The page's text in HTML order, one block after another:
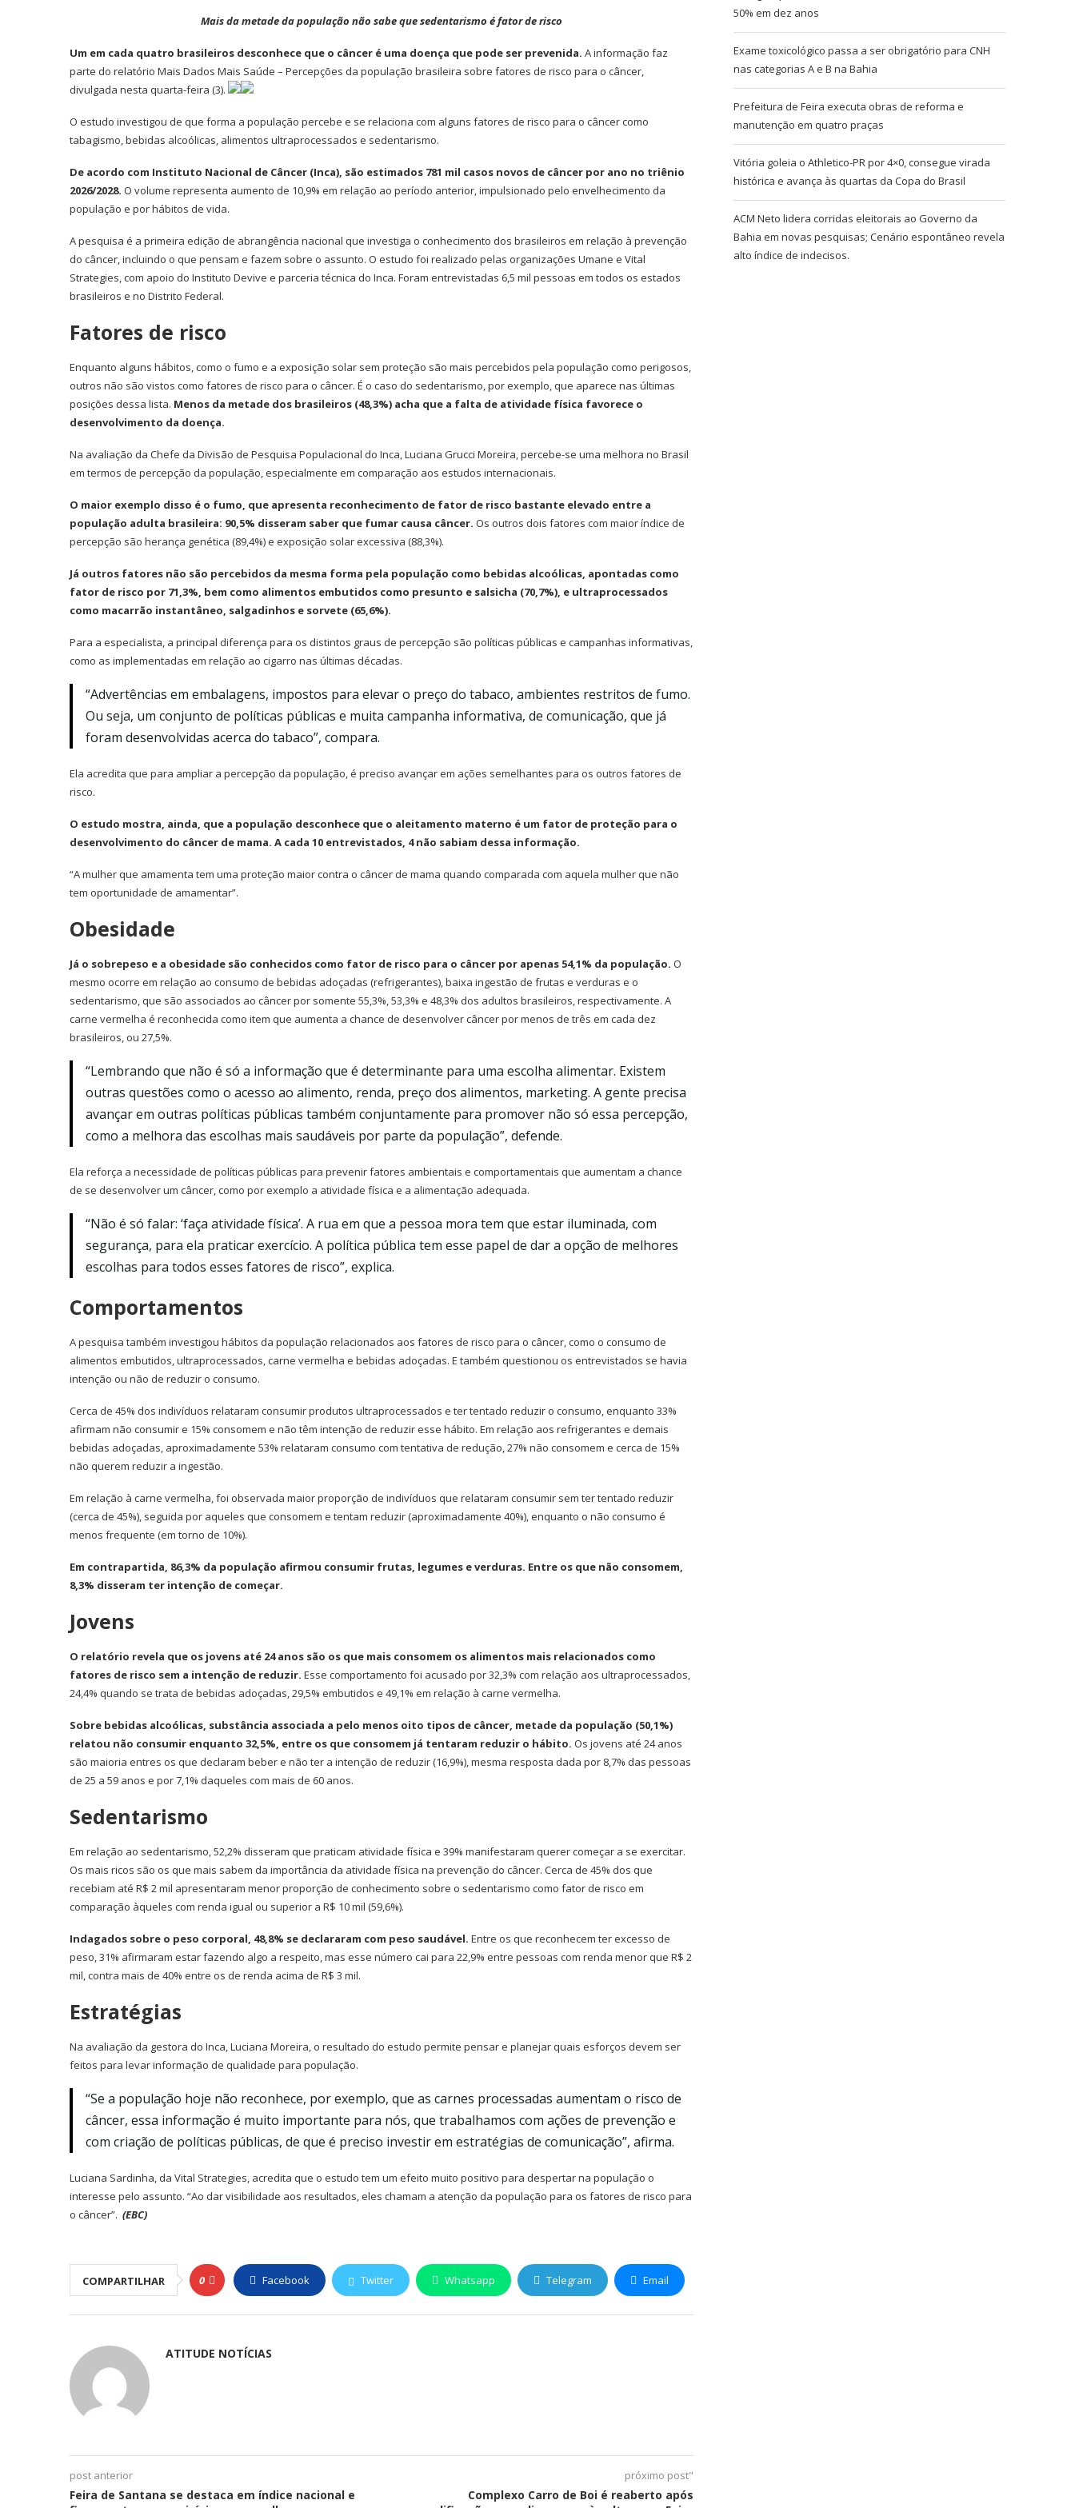
Mais da metade da população não sabe que sedentarismo é fator de risco
Um em cada quatro brasileiros desconhece que o câncer é uma doença que pode ser prevenida. A informação faz
parte do relatório Mais Dados Mais Saúde – Percepções da população brasileira sobre fatores de risco para o câncer,
divulgada nesta quarta-feira (3).
O estudo investigou de que forma a população percebe e se relaciona com alguns fatores de risco para o câncer como
tabagismo, bebidas alcoólicas, alimentos ultraprocessados e sedentarismo.
De acordo com Instituto Nacional de Câncer (Inca), são estimados 781 mil casos novos de câncer por ano no triênio
2026/2028. O volume representa aumento de 10,9% em relação ao período anterior, impulsionado pelo envelhecimento da
população e por hábitos de vida.
A pesquisa é a primeira edição de abrangência nacional que investiga o conhecimento dos brasileiros em relação à prevenção
do câncer, incluindo o que pensam e fazem sobre o assunto. O estudo foi realizado pelas organizações Umane e Vital
Strategies, com apoio do Instituto Devive e parceria técnica do Inca. Foram entrevistadas 6,5 mil pessoas em todos os estados
brasileiros e no Distrito Federal.
Fatores de risco
Enquanto alguns hábitos, como o fumo e a exposição solar sem proteção são mais percebidos pela população como perigosos,
outros não são vistos como fatores de risco para o câncer. É o caso do sedentarismo, por exemplo, que aparece nas últimas
posições dessa lista. Menos da metade dos brasileiros (48,3%) acha que a falta de atividade física favorece o
desenvolvimento da doença.
Na avaliação da Chefe da Divisão de Pesquisa Populacional do Inca, Luciana Grucci Moreira, percebe-se uma melhora no Brasil
em termos de percepção da população, especialmente em comparação aos estudos internacionais.
O maior exemplo disso é o fumo, que apresenta reconhecimento de fator de risco bastante elevado entre a
população adulta brasileira: 90,5% disseram saber que fumar causa câncer. Os outros dois fatores com maior índice de
percepção são herança genética (89,4%) e exposição solar excessiva (88,3%).
Já outros fatores não são percebidos da mesma forma pela população como bebidas alcoólicas, apontadas como
fator de risco por 71,3%, bem como alimentos embutidos como presunto e salsicha (70,7%), e ultraprocessados
como macarrão instantâneo, salgadinhos e sorvete (65,6%).
Para a especialista, a principal diferença para os distintos graus de percepção são políticas públicas e campanhas informativas,
como as implementadas em relação ao cigarro nas últimas décadas.
“Advertências em embalagens, impostos para elevar o preço do tabaco, ambientes restritos de fumo.
Ou seja, um conjunto de políticas públicas e muita campanha informativa, de comunicação, que já
foram desenvolvidas acerca do tabaco”, compara.
Ela acredita que para ampliar a percepção da população, é preciso avançar em ações semelhantes para os outros fatores de
risco.
O estudo mostra, ainda, que a população desconhece que o aleitamento materno é um fator de proteção para o
desenvolvimento do câncer de mama. A cada 10 entrevistados, 4 não sabiam dessa informação.
“A mulher que amamenta tem uma proteção maior contra o câncer de mama quando comparada com aquela mulher que não
tem oportunidade de amamentar”.
Obesidade
Já o sobrepeso e a obesidade são conhecidos como fator de risco para o câncer por apenas 54,1% da população. O
mesmo ocorre em relação ao consumo de bebidas adoçadas (refrigerantes), baixa ingestão de frutas e verduras e o
sedentarismo, que são associados ao câncer por somente 55,3%, 53,3% e 48,3% dos adultos brasileiros, respectivamente. A
carne vermelha é reconhecida como item que aumenta a chance de desenvolver câncer por menos de três em cada dez
brasileiros, ou 27,5%.
“Lembrando que não é só a informação que é determinante para uma escolha alimentar. Existem
outras questões como o acesso ao alimento, renda, preço dos alimentos, marketing. A gente precisa
avançar em outras políticas públicas também conjuntamente para promover não só essa percepção,
como a melhora das escolhas mais saudáveis por parte da população”, defende.
Ela reforça a necessidade de políticas públicas para prevenir fatores ambientais e comportamentais que aumentam a chance
de se desenvolver um câncer, como por exemplo a atividade física e a alimentação adequada.
“Não é só falar: ‘faça atividade física’. A rua em que a pessoa mora tem que estar iluminada, com
segurança, para ela praticar exercício. A política pública tem esse papel de dar a opção de melhores
escolhas para todos esses fatores de risco”, explica.
Comportamentos
A pesquisa também investigou hábitos da população relacionados aos fatores de risco para o câncer, como o consumo de
alimentos embutidos, ultraprocessados, carne vermelha e bebidas adoçadas. E também questionou os entrevistados se havia
intenção ou não de reduzir o consumo.
Cerca de 45% dos indivíduos relataram consumir produtos ultraprocessados e ter tentado reduzir o consumo, enquanto 33%
afirmam não consumir e 15% consomem e não têm intenção de reduzir esse hábito. Em relação aos refrigerantes e demais
bebidas adoçadas, aproximadamente 53% relataram consumo com tentativa de redução, 27% não consomem e cerca de 15%
não querem reduzir a ingestão.
Em relação à carne vermelha, foi observada maior proporção de indivíduos que relataram consumir sem ter tentado reduzir
(cerca de 45%), seguida por aqueles que consomem e tentam reduzir (aproximadamente 40%), enquanto o não consumo é
menos frequente (em torno de 10%).
Em contrapartida, 86,3% da população afirmou consumir frutas, legumes e verduras. Entre os que não consomem,
8,3% disseram ter intenção de começar.
Jovens
O relatório revela que os jovens até 24 anos são os que mais consomem os alimentos mais relacionados como
fatores de risco sem a intenção de reduzir. Esse comportamento foi acusado por 32,3% com relação aos ultraprocessados,
24,4% quando se trata de bebidas adoçadas, 29,5% embutidos e 49,1% em relação à carne vermelha.
Sobre bebidas alcoólicas, substância associada a pelo menos oito tipos de câncer, metade da população (50,1%)
relatou não consumir enquanto 32,5%, entre os que consomem já tentaram reduzir o hábito. Os jovens até 24 anos
são maioria entres os que declaram beber e não ter a intenção de reduzir (16,9%), mesma resposta dada por 8,7% das pessoas
de 25 a 59 anos e por 7,1% daqueles com mais de 60 anos.
Sedentarismo
Em relação ao sedentarismo, 52,2% disseram que praticam atividade física e 39% manifestaram querer começar a se exercitar.
Os mais ricos são os que mais sabem da importância da atividade física na prevenção do câncer. Cerca de 45% dos que
recebiam até R$ 2 mil apresentaram menor proporção de conhecimento sobre o sedentarismo como fator de risco em
comparação àqueles com renda igual ou superior a R$ 10 mil (59,6%).
Indagados sobre o peso corporal, 48,8% se declararam com peso saudável. Entre os que reconhecem ter excesso de
peso, 31% afirmaram estar fazendo algo a respeito, mas esse número cai para 22,9% entre pessoas com renda menor que R$ 2
mil, contra mais de 40% entre os de renda acima de R$ 3 mil.
Estratégias
Na avaliação da gestora do Inca, Luciana Moreira, o resultado do estudo permite pensar e planejar quais esforços devem ser
feitos para levar informação de qualidade para população.
“Se a população hoje não reconhece, por exemplo, que as carnes processadas aumentam o risco de
câncer, essa informação é muito importante para nós, que trabalhamos com ações de prevenção e
com criação de políticas públicas, de que é preciso investir em estratégias de comunicação”, afirma.
Luciana Sardinha, da Vital Strategies, acredita que o estudo tem um efeito muito positivo para despertar na população o
interesse pelo assunto. “Ao dar visibilidade aos resultados, eles chamam a atenção da população para os fatores de risco para
o câncer”. (EBC)
COMPARTILHAR 0 Facebook Twitter Whatsapp Telegram Email
ATITUDE NOTÍCIAS
post anterior
Feira de Santana se destaca em índice nacional e
próximo post"
Complexo Carro de Boi é reaberto após
50% em dez anos
Exame toxicológico passa a ser obrigatório para CNH
nas categorias A e B na Bahia
Prefeitura de Feira executa obras de reforma e
manutenção em quatro praças
Vitória goleia o Athletico-PR por 4×0, consegue virada
histórica e avança às quartas da Copa do Brasil
ACM Neto lidera corridas eleitorais ao Governo da
Bahia em novas pesquisas; Cenário espontâneo revela
alto índice de indecisos.